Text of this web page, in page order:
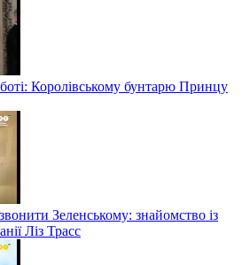
Королівському бунтарю Принцу
Зеленському: знайомство із
Ліз Трасс